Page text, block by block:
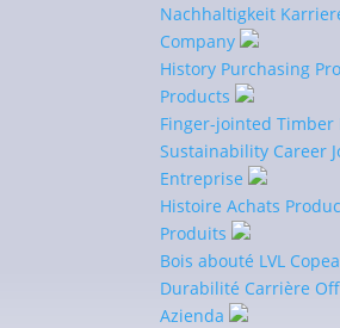
Nachhaltigkeit
Company
History Purchasing
Products
Finger-jointed Timber
Sustainability Career
Entreprise
Histoire Achats
Produits
Bois abouté LVL
Durabilité Carrière
Azienda
Politique
1.
Les indications
toutes les données
politique de
Collecte de
Qui est
Le traitement des